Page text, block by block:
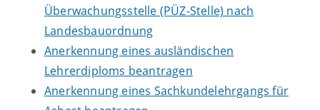
Überwachungsstelle (PÜZ-Stelle) nach
Landesbauordnung
Anerkennung eines ausländischen
Lehrerdiploms beantragen
Anerkennung eines Sachkundelehrgangs für